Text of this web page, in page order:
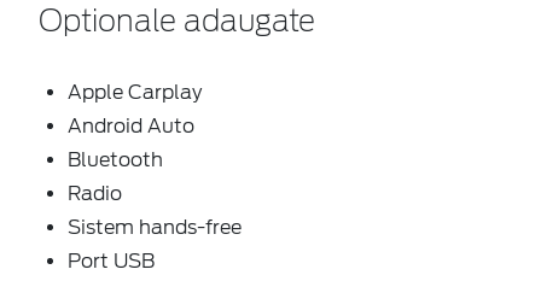
Optionale adaugate
Apple Carplay
Android Auto
Bluetooth
Radio
Sistem hands-free
Port USB